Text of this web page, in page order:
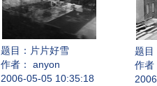
题目： 片片好雪
作者： anyon
2006-05-05 10:35:18
题目
作者